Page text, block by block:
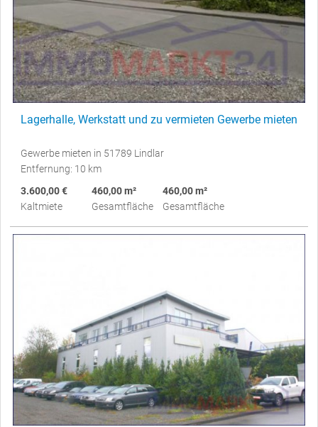
Lagerhalle, Werkstatt und zu vermieten Gewerbe mieten
Gewerbe mieten in 51789 Lindlar
Entfernung: 10 km
3.600,00 €
Kaltmiete
460,00 m²
Gesamtfläche
460,00 m²
Gesamtfläche